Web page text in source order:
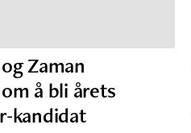
Zaman
å bli årets
kandidat